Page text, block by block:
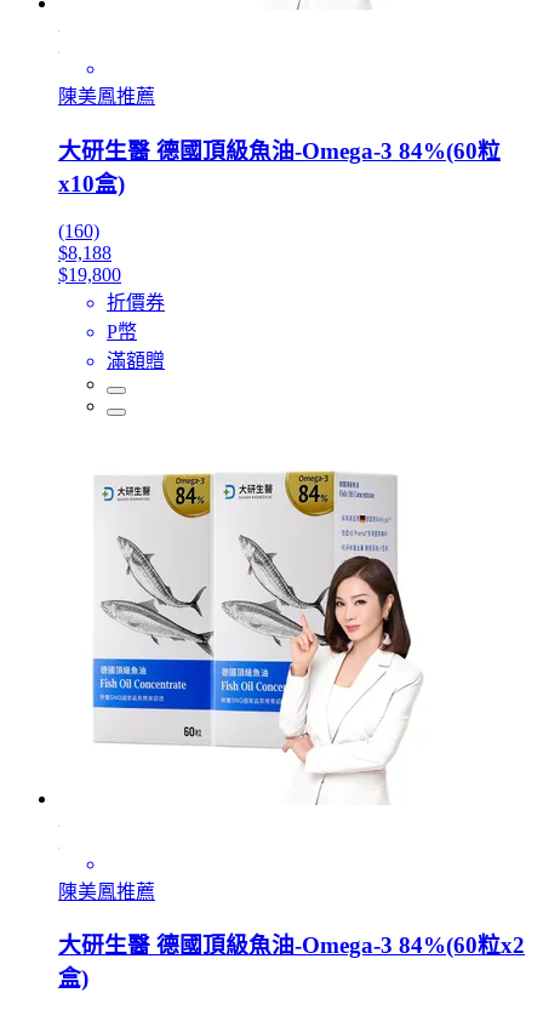
陳美鳳推薦
大研生醫 德國頂級魚油-Omega-3 84%(60粒
x10盒)
(160)
$8,188
$19,800
折價券
P幣
滿額贈
陳美鳳推薦
大研生醫 德國頂級魚油-Omega-3 84%(60粒x2
盒)